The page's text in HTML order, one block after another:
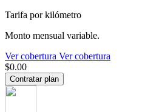
Tarifa por kilómetro
Monto mensual variable.
Ver cobertura Ver cobertura
$0.00
Contratar plan